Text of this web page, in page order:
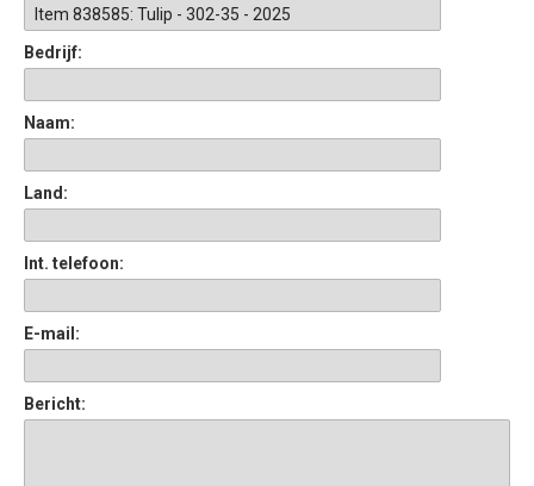
Bedrijf:
Naam:
Land:
Int. telefoon:
E-mail:
Bericht: